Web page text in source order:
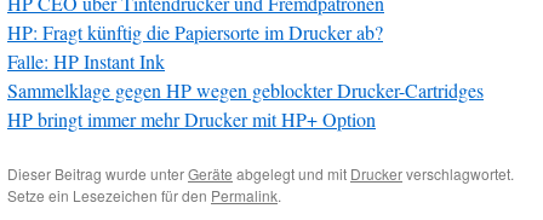
HP: Fragt künftig die Papiersorte im Drucker ab?
Falle: HP Instant Ink
Sammelklage gegen HP wegen geblockter Drucker-Cartridges
HP bringt immer mehr Drucker mit HP+ Option
Dieser Beitrag wurde unterGeräte abgelegt und mit Druckerverschlagwortet.
Setze ein Lesezeichen für den Permalink.